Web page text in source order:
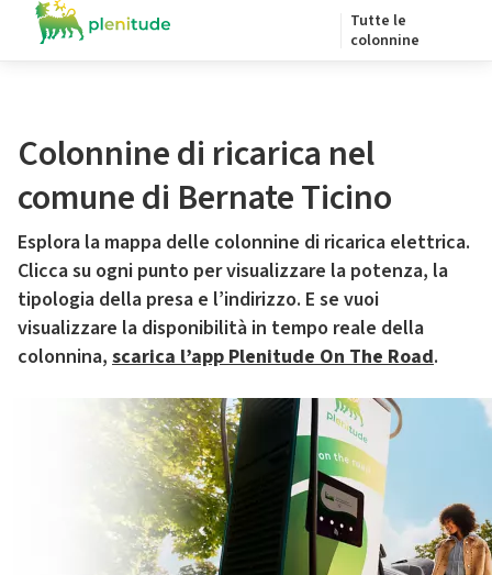
Tutte le
colonnine
Colonnine di ricarica nel
comune di Bernate Ticino
Esplora la mappa delle colonnine di ricarica elettrica.
Clicca su ogni punto per visualizzare la potenza, la
tipologia della presa e l’indirizzo. E se vuoi
visualizzare la disponibilità in tempo reale della
colonnina, scarica l’app Plenitude On The Road.